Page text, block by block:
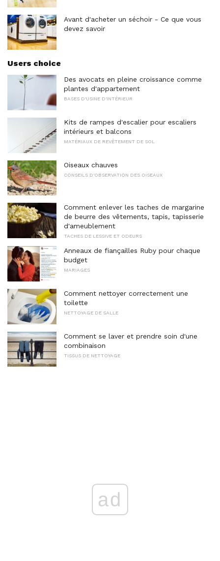
Avant d'acheter un séchoir - Ce que vous
devez savoir
Users choice
Des avocats en pleine croissance comme
plantes d'appartement
BASES D'USINE D'INTÉRIEUR
Kits de rampes d'escalier pour escaliers
intérieurs et balcons
MATÉRIAUX DE REVÊTEMENT DE SOL
Oiseaux chauves
CONSEILS D'OBSERVATION DES OISEAUX
Comment enlever les taches de margarine
de beurre des vêtements, tapis, tapisserie
d'ameublement
TACHES DE LESSIVE ET ODEURS
Anneaux de fiançailles Ruby pour chaque
budget
MARIAGES
Comment nettoyer correctement une
toilette
NETTOYAGE DE SALLE
Comment se laver et prendre soin d'une
combinaison
TISSUS DE NETTOYAGE
ad